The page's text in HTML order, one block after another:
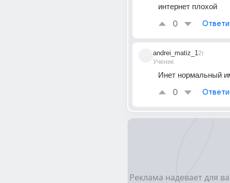
интернет плохой
0
andrei_matiz_1
Ученик
2г
Инет нормальный
0